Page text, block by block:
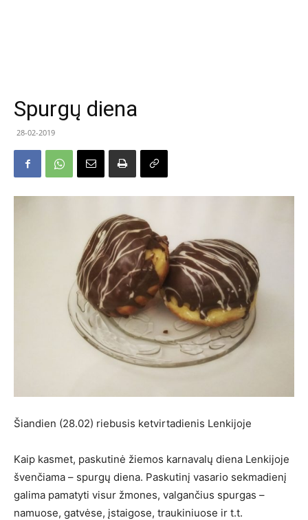
Spurgų diena
28-02-2019
Šiandien (28.02) riebusis ketvirtadienis Lenkijoje
Kaip kasmet, paskutinė žiemos karnavalų diena Lenkijoje
švenčiama – spurgų diena. Paskutinį vasario sekmadienį
galima pamatyti visur žmones, valgančius spurgas –
namuose, gatvėse, įstaigose, traukiniuose ir t.t.